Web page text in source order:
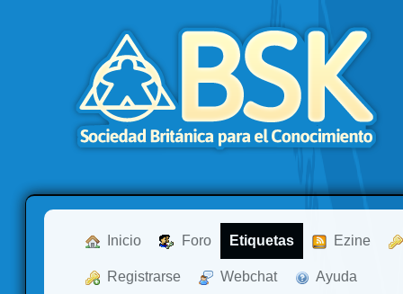
Inicio Foro Etiquetas Ezine
Registrarse Webchat Ayuda